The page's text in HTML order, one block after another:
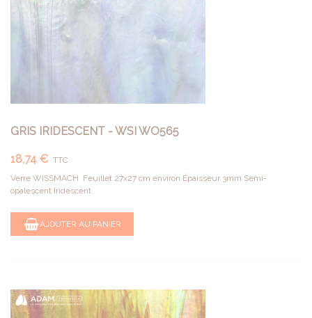
GRIS IRIDESCENT - WSI WO565
18,74 € TTC
Verre WISSMACH Feuillet 27x27 cm environ Épaisseur 3mm Semi-
opalescent Iridescent
AJOUTER AU PANIER